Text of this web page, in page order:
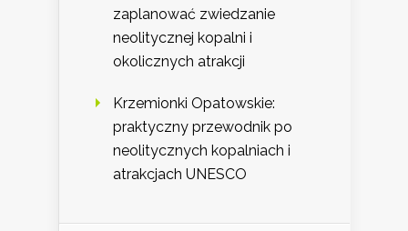
zaplanować zwiedzanie
neolitycznej kopalni i
okolicznych atrakcji
Krzemionki Opatowskie:
praktyczny przewodnik po
neolitycznych kopalniach i
atrakcjach UNESCO